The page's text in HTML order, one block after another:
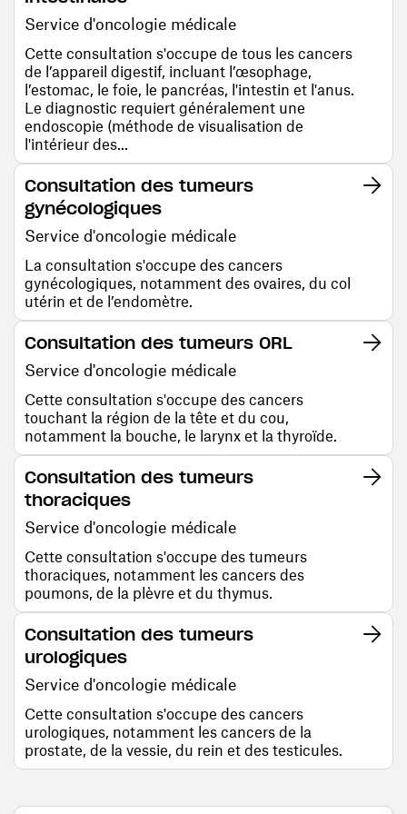
Service d'oncologie médicale
Cette consultation s'occupe de tous les cancers
de l’appareil digestif, incluant l’œsophage,
l’estomac, le foie, le pancréas, l'intestin et l'anus.
Le diagnostic requiert généralement une
endoscopie (méthode de visualisation de
l'intérieur des...
Consultation des tumeurs
gynécologiques
Service d'oncologie médicale
La consultation s'occupe des cancers
gynécologiques, notamment des ovaires, du col
utérin et de l’endomètre.
Consultation des tumeurs ORL
Service d'oncologie médicale
Cette consultation s'occupe des cancers
touchant la région de la tête et du cou,
notamment la bouche, le larynx et la thyroïde.
Consultation des tumeurs
thoraciques
Service d'oncologie médicale
Cette consultation s'occupe des tumeurs
thoraciques, notamment les cancers des
poumons, de la plèvre et du thymus.
Consultation des tumeurs
urologiques
Service d'oncologie médicale
Cette consultation s'occupe des cancers
urologiques, notamment les cancers de la
prostate, de la vessie, du rein et des testicules.